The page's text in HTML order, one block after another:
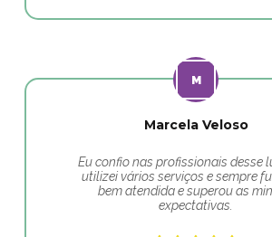
Marcela Veloso
Eu confio nas profissionais desse
utilizei vários serviços e sempre
bem atendida e superou as
expectativas.